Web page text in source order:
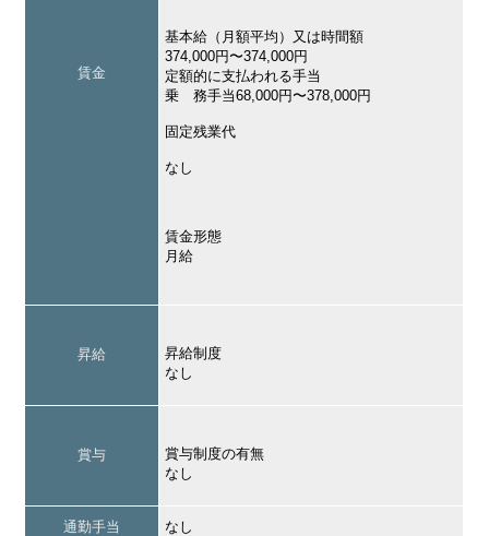
賃金
基本給（月額平均）又は時間額
374,000円〜374,000円
定額的に支払われる手当
乗 務手当68,000円〜378,000円
固定残業代
なし
賃金形態
月給
昇給
昇給制度
なし
賞与
賞与制度の有無
なし
通勤手当 なし